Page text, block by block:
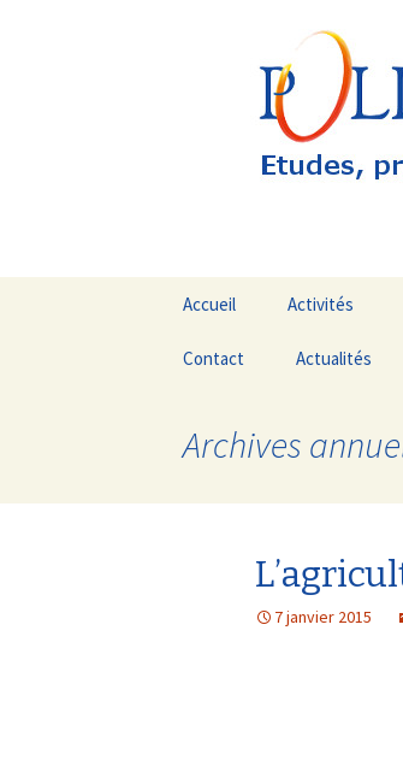
Aller
contenu
Accueil Activités
Contact Actualités
Archives
7 janvier 2015